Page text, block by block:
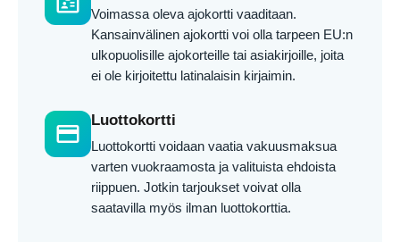
Voimassa oleva ajokortti vaaditaan.
Kansainvälinen ajokortti voi olla tarpeen EU:n
ulkopuolisille ajokorteille tai asiakirjoille, joita
ei ole kirjoitettu latinalaisin kirjaimin.
credit_card
Luottokortti
Luottokortti voidaan vaatia vakuusmaksua
varten vuokraamosta ja valituista ehdoista
riippuen. Jotkin tarjoukset voivat olla
saatavilla myös ilman luottokorttia.